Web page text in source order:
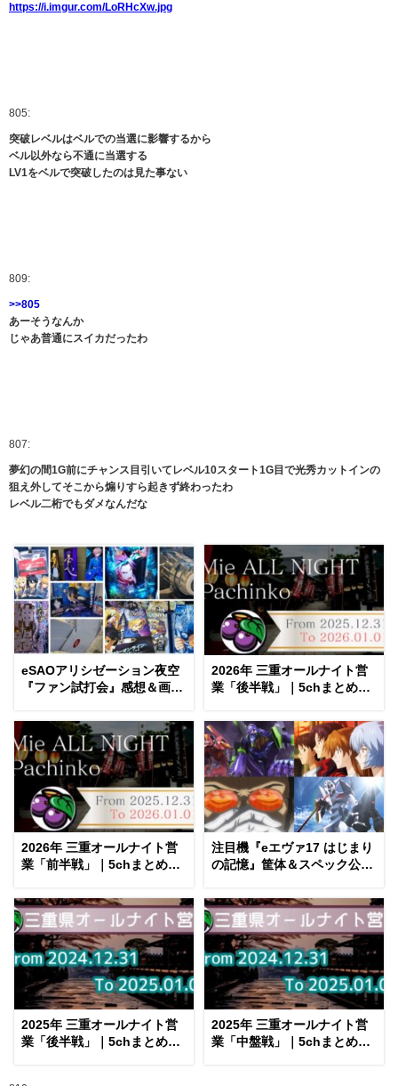
https://i.imgur.com/LoRHcXw.jpg
805:
突破レベルはベルでの当選に影響するから
ベル以外なら不通に当選する
LV1をベルで突破したのは見た事ない
809:
>>805
あーそうなんか
じゃあ普通にスイカだったわ
807:
夢幻の間1G前にチャンス目引いてレベル10スタート1G目で光秀カットインの
狙え外してそこから煽りすら起きず終わったわ
レベル二桁でもダメなんだな
eSAOアリシゼーション夜空
『ファン試打会』感想＆画像
間、好感触のフェアスター
ト、原作愛溢れる演出に感動
etc…
2026年 三重オールナイト営
業「後半戦」｜5chまとめ＆
2026年 三重オールナイト営
業「前半戦」｜5chまとめ＆
注目機『eエヴァ17 はじまり
の記憶』筐体＆スペック公開
的、EVA15検定切れを見越し
たか、初号機デッカい etc…
2025年 三重オールナイト営
業「後半戦」｜5chまとめ＆
2025年 三重オールナイト営
業「中盤戦」｜5chまとめ＆